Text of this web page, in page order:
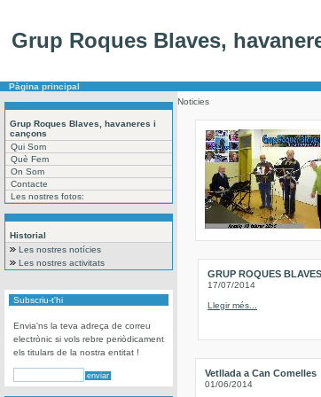
Grup Roques Blaves,
Pàgina principal
Grup Roques Blaves, havaneres i
cançons
Qui Som
Què Fem
On Som
Contacte
Les nostres fotos:
Historial
Les nostres notícies
Les nostres activitats
Subscriu-t'hi
Envia'ns la teva adreça de correu
electrònic si vols rebre periòdicament
els titulars de la nostra entitat !
Noticies
GRUP ROQUES
17/07/2014
Llegir més...
Vetllada a Can Comelles
01/06/2014